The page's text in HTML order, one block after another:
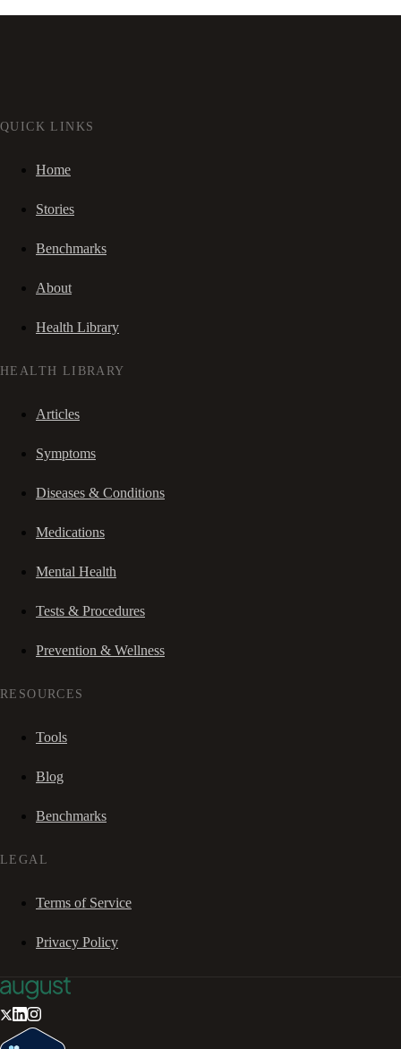
QUICK LINKS
Home
Stories
Benchmarks
About
Health Library
HEALTH LIBRARY
Articles
Symptoms
Diseases & Conditions
Medications
Mental Health
Tests & Procedures
Prevention & Wellness
RESOURCES
Tools
Blog
Benchmarks
LEGAL
Terms of Service
Privacy Policy